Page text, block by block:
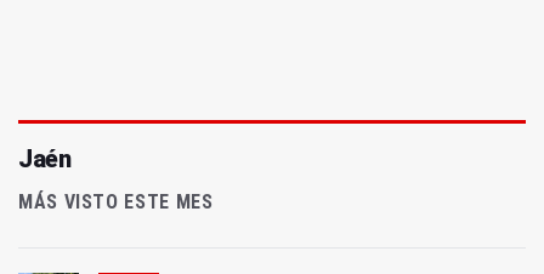
Jaén
MÁS VISTO ESTE MES